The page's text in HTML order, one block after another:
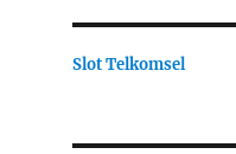
Slot Telkomsel